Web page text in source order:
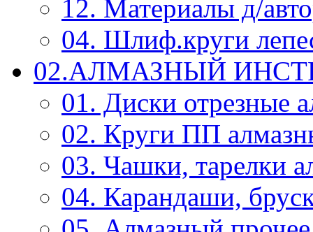
12. Материалы д/
04. Шлиф.круги
02.АЛМАЗНЫЙ
01. Диски отрезные
02. Круги ПП
03. Чашки, тарелки
04. Карандаши,